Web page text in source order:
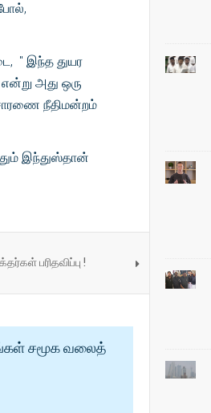
" இந்த துயர
என்று அது ஒரு
நீதிமன்றம்
இந்துஸ்தான்
பரிதவிப்பு !
சமூக வலைத்